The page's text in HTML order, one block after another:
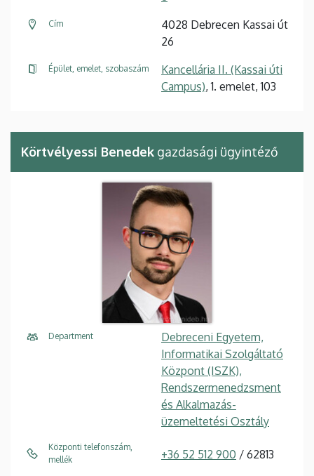
Cím
4028 Debrecen Kassai út
26
Épület, emelet, szobaszám
Kancellária II. (Kassai úti
Campus), 1. emelet, 103
Körtvélyessi Benedek gazdasági ügyintéző
Department
Debreceni Egyetem,
Informatikai Szolgáltató
Központ (ISZK),
Rendszermenedzsment
és Alkalmazás-
üzemeltetési Osztály
Központi telefonszám,
mellék
+36 52 512 900 / 62813